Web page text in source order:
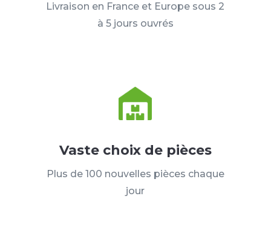
Livraison en France et Europe sous 2
à 5 jours ouvrés
Vaste choix de pièces
Plus de 100 nouvelles pièces chaque
jour